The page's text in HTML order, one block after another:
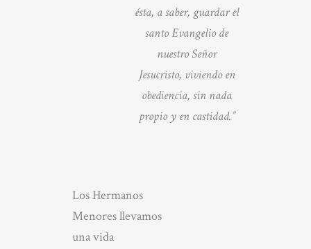
ésta, a saber, guardar el
santo Evangelio de
nuestro Señor
Jesucristo, viviendo en
obediencia, sin nada
propio y en castidad.”
Los Hermanos
Menores llevamos
una vida